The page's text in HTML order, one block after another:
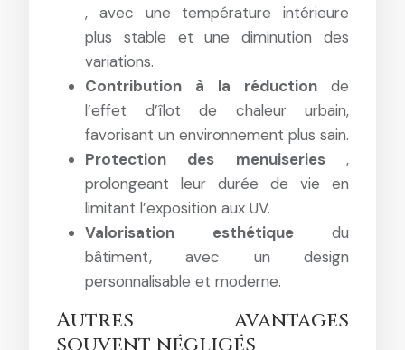
, avec une température intérieure
plus stable et une diminution des
variations.
Contribution à la réduction de
l’effet d’îlot de chaleur urbain,
favorisant un environnement plus sain.
Protection des menuiseries ,
prolongeant leur durée de vie en
limitant l’exposition aux UV.
Valorisation esthétique du
bâtiment, avec un design
personnalisable et moderne.
Autres avantages